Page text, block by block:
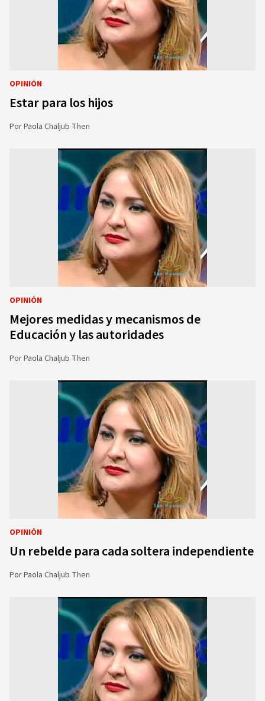
OPINIÓN
Estar para los hijos
PorPaola Chaljub Then
OPINIÓN
Mejores medidas y mecanismos de
Educación y las autoridades
PorPaola Chaljub Then
OPINIÓN
Un rebelde para cada soltera independiente
PorPaola Chaljub Then